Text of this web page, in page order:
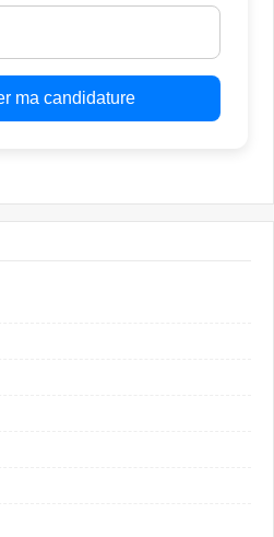
ma candidature